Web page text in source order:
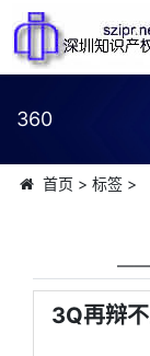
360
首页 > 标签>
――
3Q再辩